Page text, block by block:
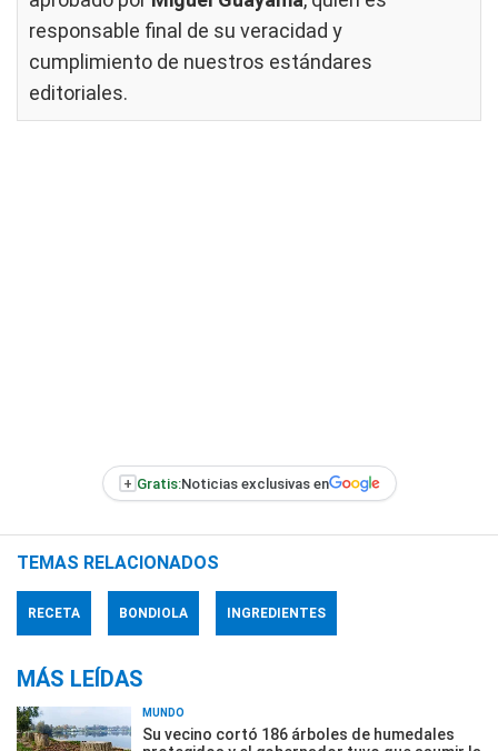
responsable final de su veracidad y
cumplimiento de nuestros estándares
editoriales.
+ Gratis:Noticias exclusivas en
TEMAS RELACIONADOS
RECETA BONDIOLA INGREDIENTES
MÁS LEÍDAS
MUNDO
Su vecino cortó 186 árboles de humedales